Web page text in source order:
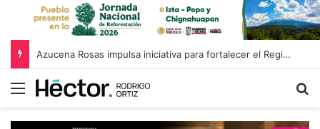
Azucena Rosas impulsa iniciativa para fortalecer el Registro Estatal de Opciones para Educación Superior
Menú